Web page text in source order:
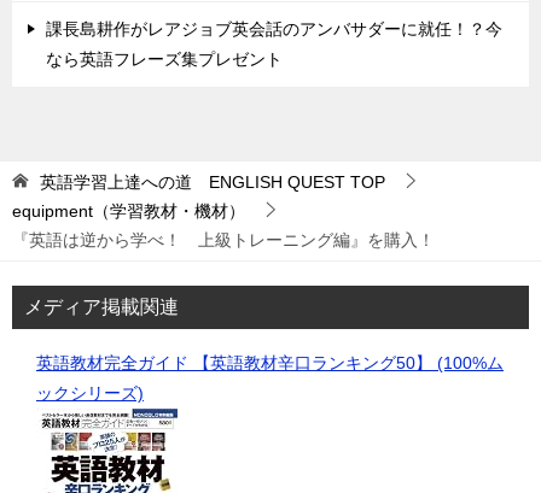
課長島耕作がレアジョブ英会話のアンバサダーに就任！？今
なら英語フレーズ集プレゼント
英語学習上達への道 ENGLISH QUEST TOP
equipment（学習教材・機材）
『英語は逆から学べ！ 上級トレーニング編』を購入！
メディア掲載関連
英語教材完全ガイド 【英語教材辛口ランキング50】 (100%ム
ックシリーズ)